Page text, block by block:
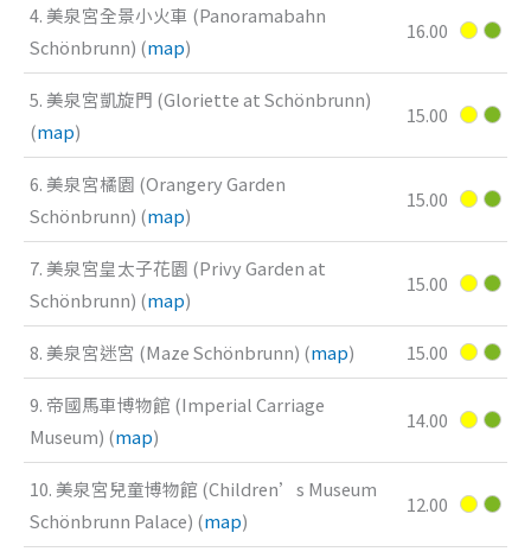
4. 美泉宮全景小火車 (Panoramabahn
Schönbrunn) (map)
16.00
5. 美泉宮凱旋門 (Gloriette at Schönbrunn)
(map)
15.00
6. 美泉宮橘園 (Orangery Garden
Schönbrunn) (map)
15.00
7. 美泉宮皇太子花園 (Privy Garden at
Schönbrunn) (map)
15.00
8. 美泉宮迷宮 (Maze Schönbrunn) (map) 15.00
9. 帝國馬車博物館 (Imperial Carriage
Museum) (map)
14.00
10. 美泉宮兒童博物館 (Children’s Museum
Schönbrunn Palace) (map)
12.00